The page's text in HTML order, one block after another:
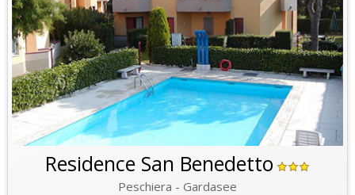
Residence San Benedetto
Peschiera - Gardasee